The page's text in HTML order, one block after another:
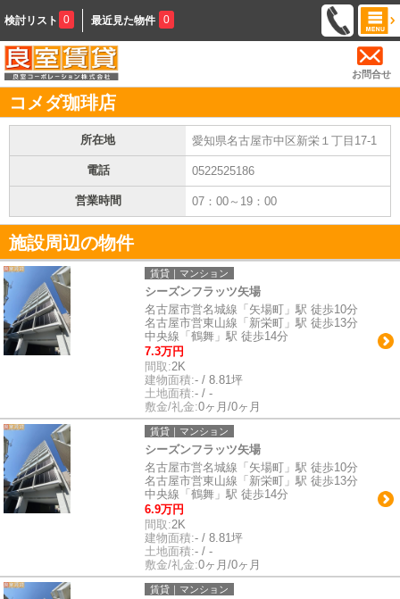
検討リスト 0 最近見た物件 0
お問合せ
コメダ珈琲店
所在地 愛知県名古屋市中区新栄１丁目17-1
電話 0522525186
営業時間 07：00～19：00
施設周辺の物件
賃貸｜マンション
シーズンフラッツ矢場
名古屋市営名城線「矢場町」駅 徒歩10分
名古屋市営東山線「新栄町」駅 徒歩13分
中央線「鶴舞」駅 徒歩14分
7.3万円
間取:2K
建物面積:- / 8.81坪
土地面積:- / -
敷金/礼金:0ヶ月/0ヶ月
賃貸｜マンション
シーズンフラッツ矢場
名古屋市営名城線「矢場町」駅 徒歩10分
名古屋市営東山線「新栄町」駅 徒歩13分
中央線「鶴舞」駅 徒歩14分
6.9万円
間取:2K
建物面積:- / 8.81坪
土地面積:- / -
敷金/礼金:0ヶ月/0ヶ月
賃貸｜マンション